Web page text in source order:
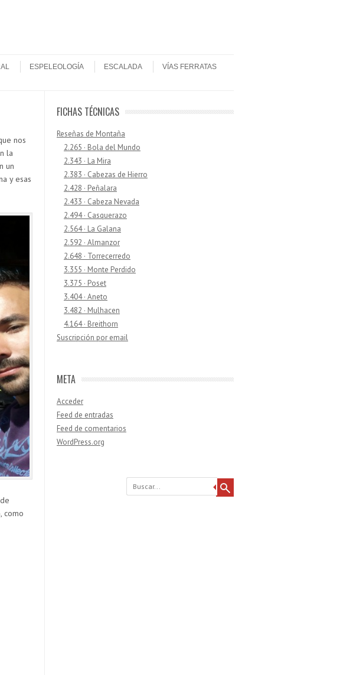
ESPELEOLOGÍA ESCALADA
VÍAS FERRATAS
nos
la
un
y esas
como
FICHAS TÉCNICAS
Reseñas de Montaña
2.265 · Bola del Mundo
2.343 · La Mira
2.383 · Cabezas de Hierro
2.428 · Peñalara
2.433 · Cabeza Nevada
2.494 · Casquerazo
2.564 · La Galana
2.592 · Almanzor
2.648 · Torrecerredo
3.355 · Monte Perdido
3.375 · Poset
3.404 · Aneto
3.482 · Mulhacen
4.164 · Breithorn
Suscripción por email
META
Acceder
Feed de entradas
Feed de comentarios
WordPress.org